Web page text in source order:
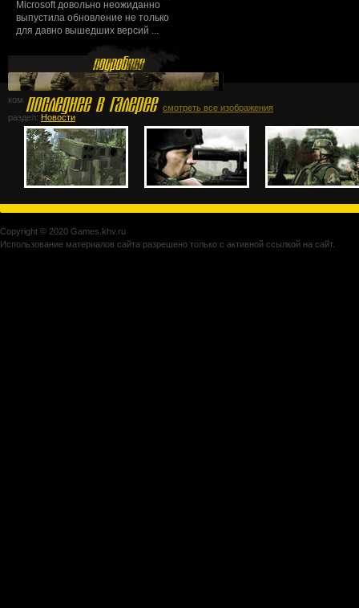
Microsoft довольно неожиданно
выпустила обновление не только
для давно вышедших версий ...
комментарии:0| просмотров:0|
раздел: Новости
смотреть все изображения
Copyright © 2020 Games.khv.ru
Использование материалов сайта разрешено только с активной ссылкой на сайт.